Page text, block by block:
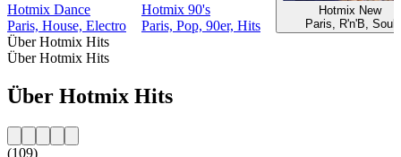
Hotmix Dance
Paris, House, Electro
Hotmix 90's
Paris, Pop, 90er, Hits
Hotmix New
Paris, R'n'B, Soul
Über Hotmix Hits
Über Hotmix Hits
Über Hotmix Hits
(109)